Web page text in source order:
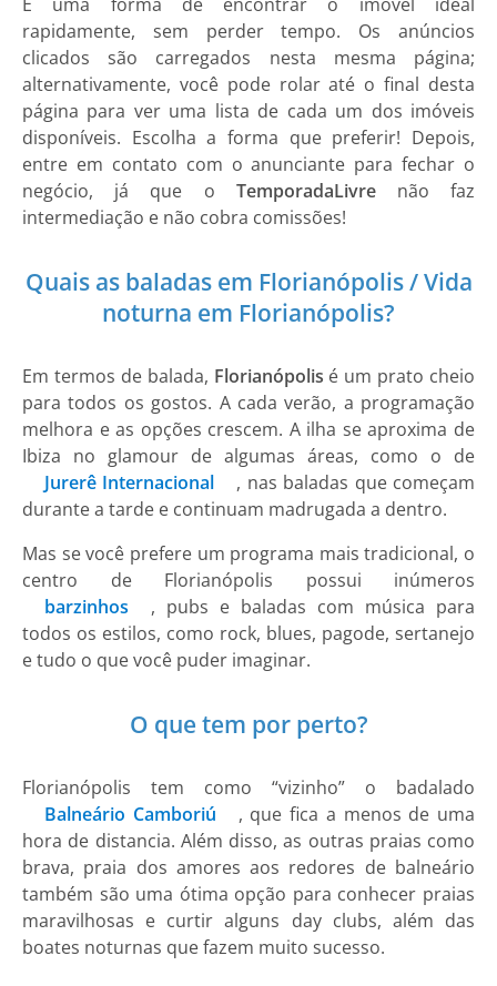
rapidamente, sem perder tempo. Os anúncios
clicados são carregados nesta mesma página;
alternativamente, você pode rolar até o final desta
página para ver uma lista de cada um dos imóveis
disponíveis. Escolha a forma que preferir! Depois,
entre em contato com o anunciante para fechar o
negócio, já que o TemporadaLivrenão faz
intermediação e não cobra comissões!
Quais as baladas em Florianópolis / Vida
noturna em Florianópolis?
Em termos de balada, Florianópolis é um prato cheio
para todos os gostos. A cada verão, a programação
melhora e as opções crescem. A ilha se aproxima de
Ibiza no glamour de algumas áreas, como o de
Jurerê Internacional
, nas baladas que começam
durante a tarde e continuam madrugada a dentro.
Mas se você prefere um programa mais tradicional, o
centro de Florianópolis possui inúmeros
barzinhos
, pubs e baladas com música para
todos os estilos, como rock, blues, pagode, sertanejo
e tudo o que você puder imaginar.
O que tem por perto?
Florianópolis tem como “vizinho” o badalado
Balneário Camboriú
, que fica a menos de uma
hora de distancia. Além disso, as outras praias como
brava, praia dos amores aos redores de balneário
também são uma ótima opção para conhecer praias
maravilhosas e curtir alguns day clubs, além das
boates noturnas que fazem muito sucesso.